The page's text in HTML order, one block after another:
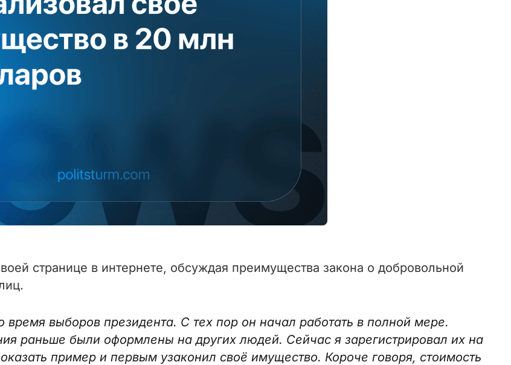
странице в интернете, обсуждая преимущества закона о добровольной
время выборов президента. С тех пор он начал работать в полной мере.
раньше были оформлены на других людей. Сейчас я зарегистрировал их на
пример и первым узаконил своё имущество. Короче говоря, стоимость